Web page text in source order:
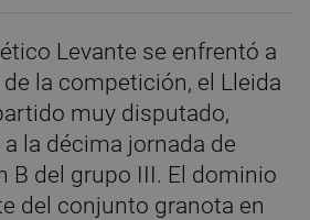
Levante se enfrentó a
la competición, el Lleida
muy disputado,
la décima jornada de
B del grupo III. El dominio
del conjunto granota en